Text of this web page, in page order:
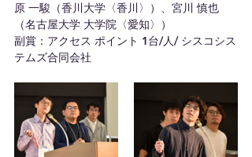
原 一駿（香川大学〈香川〉）、宮川 慎也
（名古屋大学 大学院〈愛知〉）
副賞：アクセス ポイント 1台/人/ シスコシス
テムズ合同会社